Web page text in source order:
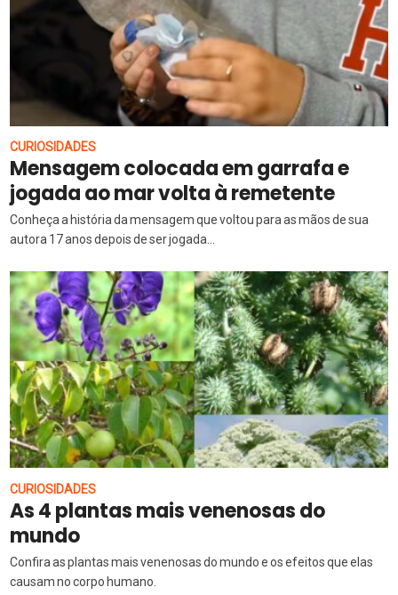
CURIOSIDADES
Mensagem colocada em garrafa e
jogada ao mar volta à remetente
Conheça a história da mensagem que voltou para as mãos de sua
autora 17 anos depois de ser jogada...
CURIOSIDADES
As 4 plantas mais venenosas do
mundo
Confira as plantas mais venenosas do mundo e os efeitos que elas
causam no corpo humano.